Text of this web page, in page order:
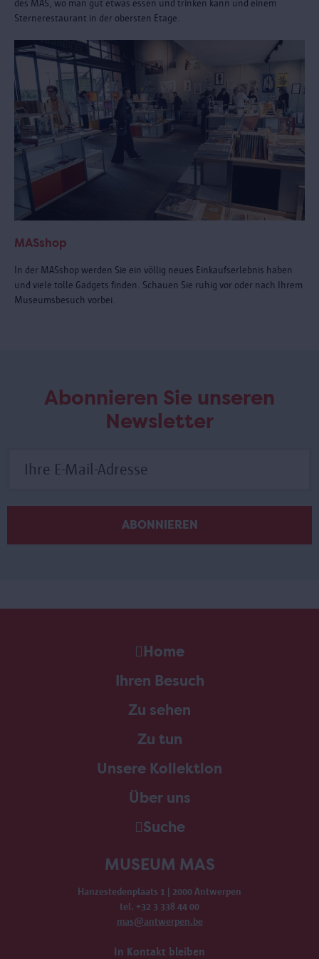
des MAS, wo man gut etwas essen und trinken kann und einem
Sternerestaurant in der obersten Etage.
MASshop
In der MASshop werden Sie ein völlig neues Einkaufserlebnis haben
und viele tolle Gadgets finden. Schauen Sie ruhig vor oder nach Ihrem
Museumsbesuch vorbei.
Abonnieren Sie unseren
Newsletter
Home
Ihren Besuch
Zu sehen
Zu tun
Unsere Kollektion
Über uns
Suche
MUSEUM MAS
Hanzestedenplaats 1 | 2000 Antwerpen
tel. +32 3 338 44 00
mas@antwerpen.be
In Kontakt bleiben